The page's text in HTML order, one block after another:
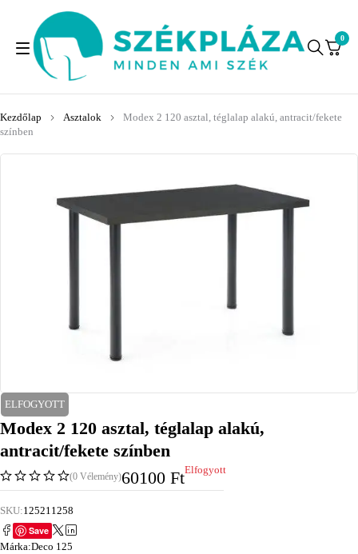
0
Kezdőlap Asztalok
Modex 2 120 asztal, téglalap alakú, antracit/fekete
színben
ELFOGYOTT
Modex 2 120 asztal, téglalap alakú,
antracit/fekete színben
(0 Vélemény)60100 FtElfogyott
SKU:125211258
Save
Márka:Deco 125